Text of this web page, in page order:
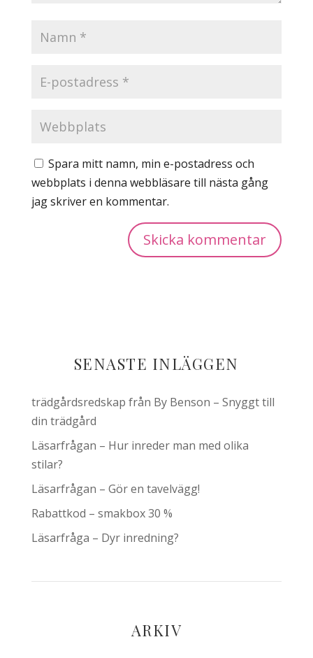
Spara mitt namn, min e-postadress och
webbplats i denna webbläsare till nästa gång
jag skriver en kommentar.
SENASTE INLÄGGEN
trädgårdsredskap från By Benson – Snyggt till
din trädgård
Läsarfrågan – Hur inreder man med olika
stilar?
Läsarfrågan – Gör en tavelvägg!
Rabattkod – smakbox 30 %
Läsarfråga – Dyr inredning?
ARKIV